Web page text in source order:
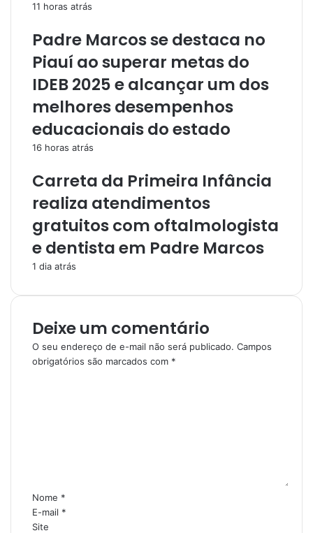
11 horas atrás
Padre Marcos se destaca no
Piauí ao superar metas do
IDEB 2025 e alcançar um dos
melhores desempenhos
educacionais do estado
16 horas atrás
Carreta da Primeira Infância
realiza atendimentos
gratuitos com oftalmologista
e dentista em Padre Marcos
1 dia atrás
Deixe um comentário
O seu endereço de e-mail não será publicado. Campos
obrigatórios são marcados com *
i
o
*
Nome *
E-mail *
Site